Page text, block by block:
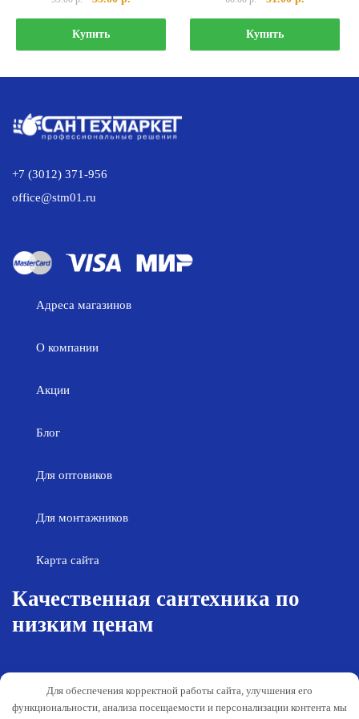
цена
составляла
39.00 р..
цена:
Купить
цена
составляла
60.00 р..
цена:
Купить
+7 (3012) 371-956
office@stm01.ru
Адреса магазинов
О компании
Акции
Блог
Для оптовиков
Для монтажников
Карта сайта
Качественная сантехника по
низким ценам
Гарантия и обслуживание
Для обеспечения корректной работы сайта, улучшения его
функциональности, анализа посещаемости и персонализации контента мы